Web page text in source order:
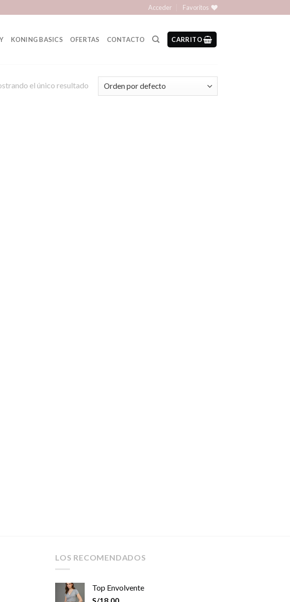
Acceder Favoritos
KONING BASICS OFERTAS CONTACTO CARRITO
el único resultado
LOS RECOMENDADOS
Top Envolvente